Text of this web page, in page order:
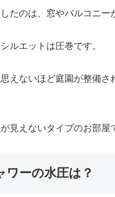
たのは、窓やバルコニー
ルエットは圧巻です。
えないほど庭園が整備
見えないタイプのお部屋
ワーの水圧は？